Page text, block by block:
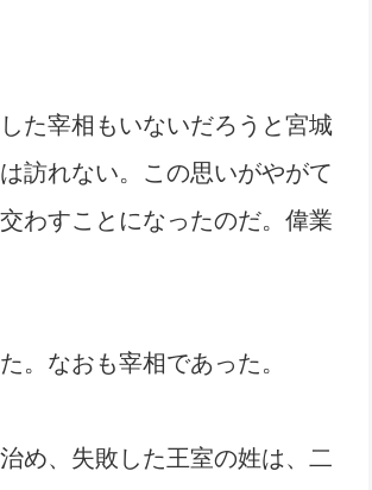
た宰相もいないだろうと宮城
訪れない。この思いがやがて
わすことになったのだ。偉業
。なおも宰相であった。
め、失敗した王室の姓は、二